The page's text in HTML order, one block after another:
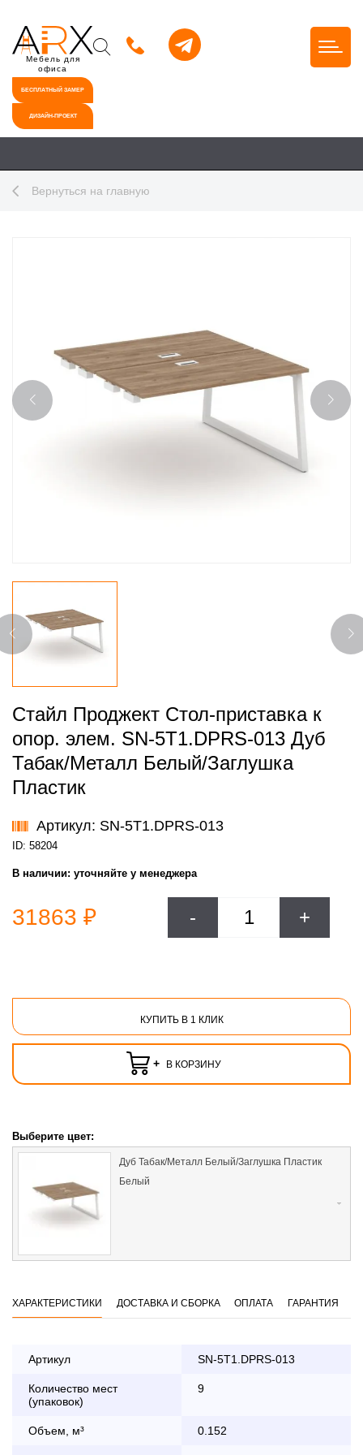
Мебель для
офиса
БЕСПЛАТНЫЙ ЗАМЕР
ДИЗАЙН-ПРОЕКТ
Вернуться на главную
Стайл Проджект Стол-приставка к
опор. элем. SN-5T1.DPRS-013 Дуб
Табак/Металл Белый/Заглушка
Пластик
Артикул: SN-5T1.DPRS-013
ID: 58204
В наличии: уточняйте у менеджера
31863 ₽ - +
КУПИТЬ В 1 КЛИК
+ В КОРЗИНУ
Выберите цвет:
Дуб Табак/Металл Белый/Заглушка Пластик
Белый
ХАРАКТЕРИСТИКИ ДОСТАВКА И СБОРКА ОПЛАТА ГАРАНТИЯ
Артикул SN-5T1.DPRS-013
Количество мест
(упаковок)
9
Объем, м³ 0.152
заказа банковской картой